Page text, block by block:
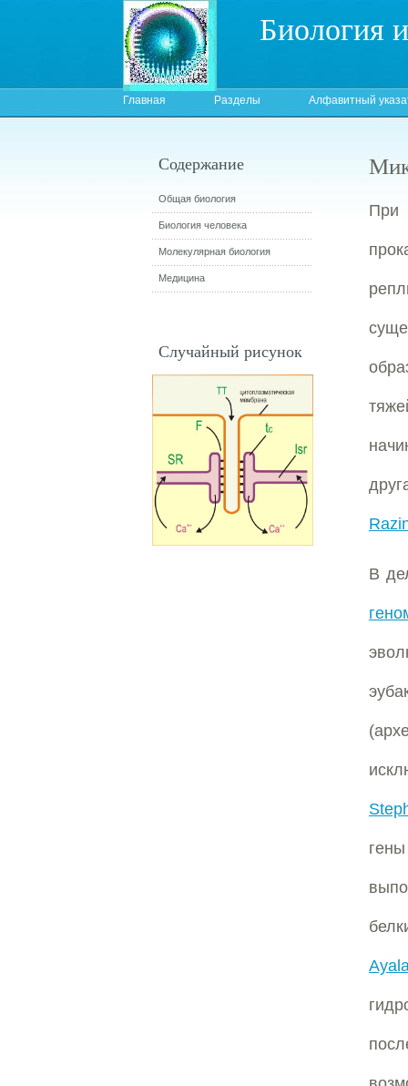
Биология
Главная Разделы Алфавитный
При
В
Содержание
Общая биология
Биология человека
Молекулярная биология
Медицина
Случайный рисунок